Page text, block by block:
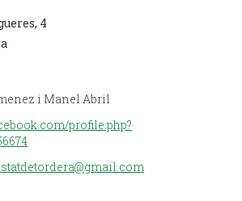
4
i Manel Abril
profile.php?